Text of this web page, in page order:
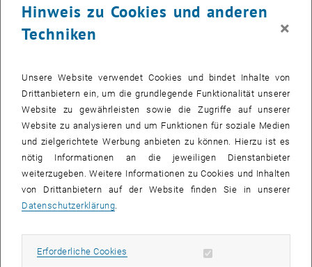
Assistant Prof. Dr.
Bernhard Christian Bayer-Skoff
MPhil
Telefon: +43 1 58801 165228Bernhard Christian
E-MAIL SENDEN
https://orcid.org/0000-0002-4829-3207
Forschungsprofil von Assistant Prof. Dr. Bernhard
Hinweis zu Cookies und anderen
Techniken
×
Unsere Website verwendet Cookies und bindet Inhalte von
Drittanbietern ein, um die grundlegende Funktionalität unserer
Website zu gewährleisten sowie die Zugriffe auf unserer
Website zu analysieren und um Funktionen für soziale Medien
und zielgerichtete Werbung anbieten zu können. Hierzu ist es
nötig Informationen an die jeweiligen Dienstanbieter
weiterzugeben. Weitere Informationen zu Cookies und Inhalten
von Drittanbietern auf der Website finden Sie in unserer
Datenschutzerklärung
Erforderliche Cookies Erforderliche Cookies zulassen